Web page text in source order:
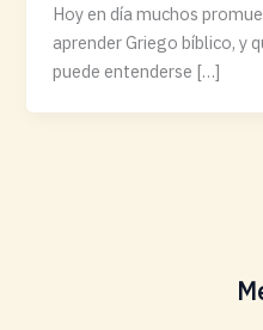
Hoy en día muchos
aprender Griego bíblico, y
puede entenderse […]